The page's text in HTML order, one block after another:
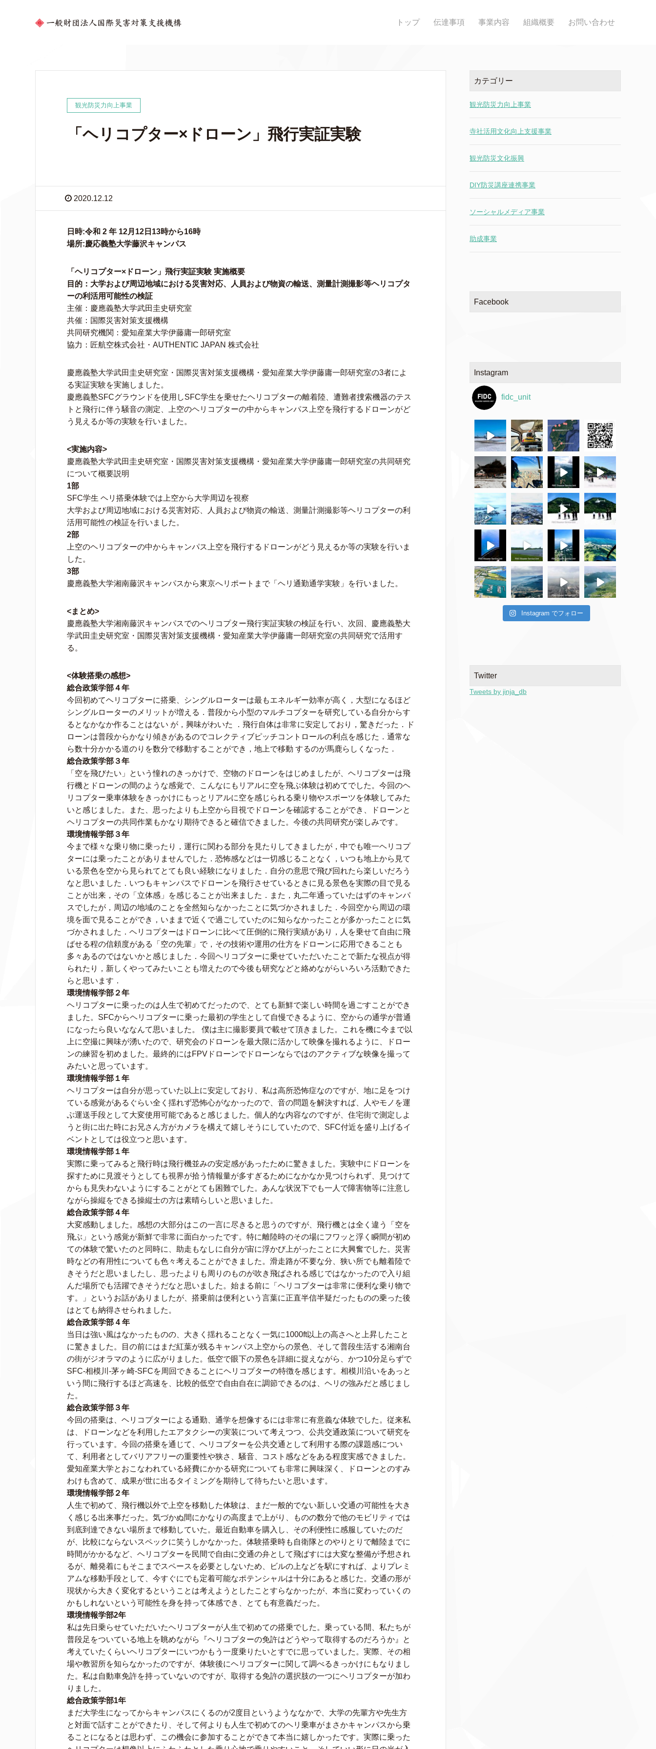
トップ 伝達事項 事業内容 組織概要 お問い合わせ
観光防災力向上事業
「ヘリコプター×ドローン」飛行実証実験
2020.12.12
日時:令和 2 年 12月12日13時から16時
場所:慶応義塾大学藤沢キャンパス
「ヘリコプター×ドローン」飛行実証実験 実施概要
目的：大学および周辺地域における災害対応、人員および物資の輸送、測量計測撮影等ヘリコプタ
ーの利活用可能性の検証
主催：慶應義塾大学武田圭史研究室
共催：国際災害対策支援機構
共同研究機関：愛知産業大学伊藤庸一郎研究室
協力：匠航空株式会社・AUTHENTIC JAPAN 株式会社
慶應義塾大学武田圭史研究室・国際災害対策支援機構・愛知産業大学伊藤庸一郎研究室の3者によ
る実証実験を実施しました。
慶應義塾SFCグラウンドを使用しSFC学生を乗せたヘリコプターの離着陸、遭難者捜索機器のテス
トと飛行に伴う騒音の測定、上空のヘリコプターの中からキャンパス上空を飛行するドローンがど
う見えるか等の実験を行いました。
<実施内容>
慶應義塾大学武田圭史研究室・国際災害対策支援機構・愛知産業大学伊藤庸一郎研究室の共同研究
について概要説明
1部
SFC学生 ヘリ搭乗体験では上空から大学周辺を視察
大学および周辺地域における災害対応、人員および物資の輸送、測量計測撮影等ヘリコプターの利
活用可能性の検証を行いました。
2部
上空のヘリコプターの中からキャンパス上空を飛行するドローンがどう見えるか等の実験を行いま
した。
3部
慶應義塾大学湘南藤沢キャンパスから東京へリポートまで「ヘリ通勤通学実験」を行いました。
<まとめ>
慶應義塾大学湘南藤沢キャンパスでのヘリコプター飛行実証実験の検証を行い、次回、慶應義塾大
学武田圭史研究室・国際災害対策支援機構・愛知産業大学伊藤庸一郎研究室の共同研究で活用す
る。
<体験搭乗の感想>
総合政策学部４年
今回初めてヘリコプターに搭乗、シングルローターは最もエネルギー効率が高く，大型になるほど
シングルローターのメリットが増える．普段から小型のマルチコプターを研究している自分からす
るとなかなか作ることはない が，興味がわいた ．飛行自体は非常に安定しており，驚きだった．ド
ローンは普段からかなり傾きがあるのでコレクティブピッチコントロールの利点を感じた．通常な
ら数十分かかる道のりを数分で移動することができ，地上で移動 するのが馬鹿らしくなった．
総合政策学部３年
「空を飛びたい」という憧れのきっかけで、空物のドローンをはじめましたが、ヘリコプターは飛
行機とドローンの間のような感覚で、こんなにもリアルに空を飛ぶ体験は初めてでした。今回のヘ
リコプター乗車体験をきっかけにもっとリアルに空を感じられる乗り物やスポーツを体験してみた
いと感じました。また、思ったよりも上空から目視でドローンを確認することができ、ドローンと
ヘリコプターの共同作業もかなり期待できると確信できました。今後の共同研究が楽しみです。
環境情報学部３年
今まで様々な乗り物に乗ったり，運行に関わる部分を見たりしてきましたが，中でも唯一ヘリコプ
ターには乗ったことがありませんでした．恐怖感などは一切感じることなく，いつも地上から見て
いる景色を空から見られてとても良い経験になりました．自分の意思で飛び回れたら楽しいだろう
なと思いました．いつもキャンパスでドローンを飛行させているときに見る景色を実際の目で見る
ことが出来，その「立体感」を感じることが出来ました．また，丸二年通っていたはずのキャンパ
スでしたが，周辺の地域のことを全然知らなかったことに気づかされました．今回空から周辺の環
境を面で見ることができ，いままで近くで過ごしていたのに知らなかったことが多かったことに気
づかされました．ヘリコプターはドローンに比べて圧倒的に飛行実績があり，人を乗せて自由に飛
ばせる程の信頼度がある「空の先輩」で，その技術や運用の仕方をドローンに応用できることも
多々あるのではないかと感じました．今回ヘリコプターに乗せていただいたことで新たな視点が得
られたり，新しくやってみたいことも増えたので今後も研究などと絡めながらいろいろ活動できた
らと思います．
環境情報学部２年
ヘリコプターに乗ったのは人生で初めてだったので、とても新鮮で楽しい時間を過ごすことができ
ました。SFCからヘリコプターに乗った最初の学生として自慢できるように、空からの通学が普通
になったら良いななんて思いました。 僕は主に撮影要員で載せて頂きました。これを機に今まで以
上に空撮に興味が湧いたので、研究会のドローンを最大限に活かして映像を撮れるように、ドロー
ンの練習を初めました。最終的にはFPVドローンでドローンならではのアクティブな映像を撮って
みたいと思っています。
環境情報学部１年
ヘリコプターは自分が思っていた以上に安定しており、私は高所恐怖症なのですが、地に足をつけ
ている感覚があるぐらい全く揺れず恐怖心がなかったので、音の問題を解決すれば、人やモノを運
ぶ運送手段として大変使用可能であると感じました。個人的な内容なのですが、住宅街で測定しよ
うと街に出た時にお兄さん方がカメラを構えて嬉しそうにしていたので、SFC付近を盛り上げるイ
ベントとしては役立つと思います。
環境情報学部１年
実際に乗ってみると飛行時は飛行機並みの安定感があったために驚きました。実験中にドローンを
探すために見渡そうとしても視界が拾う情報量が多すぎるためになかなか見つけられず、見つけて
からも見失わないようにすることがとても困難でした。あんな状況下でも一人で障害物等に注意し
ながら操縦をできる操縦士の方は素晴らしいと思いました。
総合政策学部４年
大変感動しました。感想の大部分はこの一言に尽きると思うのですが、飛行機とは全く違う「空を
飛ぶ」という感覚が新鮮で非常に面白かったです。特に離陸時のその場にフワッと浮く瞬間が初め
ての体験で驚いたのと同時に、助走もなしに自分が宙に浮かび上がったことに大興奮でした。災害
時などの有用性についても色々考えることができました。滑走路が不要な分、狭い所でも離着陸で
きそうだと思いましたし、思ったよりも周りのものが吹き飛ばされる感じではなかったので入り組
んだ場所でも活躍できそうだなと思いました。始まる前に「ヘリコプターは非常に便利な乗り物で
す。」というお話がありましたが、搭乗前は便利という言葉に正直半信半疑だったものの乗った後
はとても納得させられました。
総合政策学部 4 年
当日は強い風はなかったものの、大きく揺れることなく一気に1000ft以上の高さへと上昇したこと
に驚きました。目の前にはまだ紅葉が残るキャンパス上空からの景色、そして普段生活する湘南台
の街がジオラマのように広がりました。低空で眼下の景色を詳細に捉えながら、かつ10分足らずで
SFC-相模川-茅ヶ崎-SFCを周回できることにヘリコプターの特徴を感じます。相模川沿いをあっと
いう間に飛行するほど高速を、比較的低空で自由自在に調節できるのは、ヘリの強みだと感じまし
た。
総合政策学部３年
今回の搭乗は、ヘリコプターによる通勤、通学を想像するには非常に有意義な体験でした。従来私
は、ドローンなどを利用したエアタクシーの実装について考えつつ、公共交通政策について研究を
行っています。今回の搭乗を通じて、ヘリコプターを公共交通として利用する際の課題感につい
て、利用者としてバリアフリーの重要性や狭さ、騒音、コスト感などをある程度実感できました。
愛知産業大学とおこなわれている経費にかかる研究についても非常に興味深く、ドローンとのすみ
わけも含めて、成果が世に出るタイミングを期待して待ちたいと思います。
環境情報学部２年
人生で初めて、飛行機以外で上空を移動した体験は、まだ一般的でない新しい交通の可能性を大き
く感じる出来事だった。気づかぬ間にかなりの高度まで上がり、ものの数分で他のモビリティでは
到底到達できない場所まで移動していた。最近自動車を購入し、その利便性に感服していたのだ
が、比較にならないスペックに笑うしかなかった。体験搭乗時も自衛隊とのやりとりで離陸までに
時間がかかるなど、ヘリコプターを民間で自由に交通の弁として飛ばすには大変な整備が予想され
るが、離発着にもそこまでスペースを必要としないため、ビルの上などを駅にすれば、よりプレミ
アムな移動手段として、今すぐにでも定着可能なポテンシャルは十分にあると感じた。交通の形が
現状から大きく変化するということは考えようとしたことすらなかったが、本当に変わっていくの
かもしれないという可能性を身を持って体感でき、とても有意義だった。
環境情報学部2年
私は先日乗らせていただいたヘリコプターが人生で初めての搭乗でした。乗っている間、私たちが
普段足をついている地上を眺めながら『ヘリコプターの免許はどうやって取得するのだろうか』と
考えていたくらいヘリコプターにいつかもう一度乗りたいとすでに思っていました。実際、その相
場や教習所を知らなかったのですが、体験後にヘリコプターに関して調べるきっかけにもなりまし
た。私は自動車免許を持っていないのですが、取得する免許の選択肢の一つにヘリコプターが加わ
りました。
総合政策学部1年
まだ大学生になってからキャンパスにくるのが2度目というようななかで、大学の先輩方や先生方
と対面で話すことができたり、そして何よりも人生で初めてのヘリ乗車がまさかキャンパスから乗
ることになるとは思わず、この機会に参加することができて本当に嬉しかったです。実際に乗った
カテゴリー
観光防災力向上事業
寺社活用文化向上支援事業
観光防災文化振興
DIY防災講座連携事業
ソーシャルメディア事業
助成事業
Facebook
Instagram
fidc_unit
Instagram でフォロー
Twitter
Tweets by jinja_db